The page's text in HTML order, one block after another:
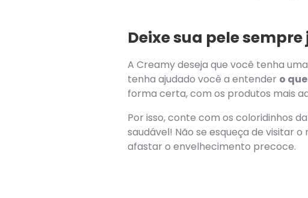
Deixe sua pele
A Creamy deseja que você tenha
tenha ajudado você a entender o
forma certa, com os produtos mais
Por isso, conte com os coloridinhos
saudável! Não se esqueça de visitar
afastar o envelhecimento precoce.